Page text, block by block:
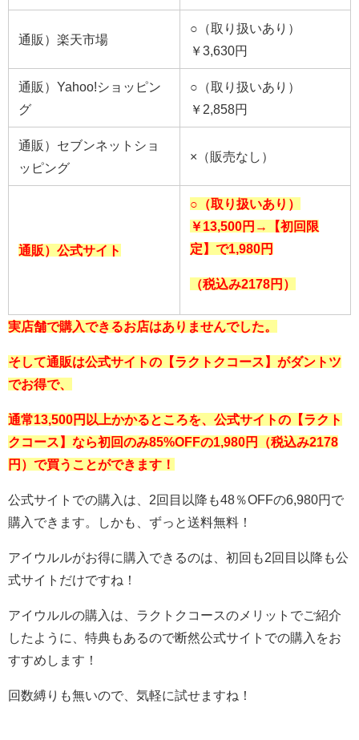
通販）楽天市場
○（取り扱いあり）
￥3,630円
通販）Yahoo!ショッピン
グ
○（取り扱いあり）
￥2,858円
通販）セブンネットショ
ッピング
×（販売なし）
通販）公式サイト
○（取り扱いあり）
￥13,500円→【初回限
定】で1,980円
（税込み2178円）
実店舗で購入できるお店はありませんでした。
そして通販は公式サイトの 【ラクトクコース】 がダントツ
でお得で、
通常13,500円以上かかるところを、公式サイトの【ラクト
ク コース】なら初回のみ85%OFFの1,980円（税込み2178
円）で買うことができます！
公式サイトでの購入は、 2回目以降も48％OFFの6,980円で
購入できます。しかも、ずっと送料無料！
アイウルルがお得に購入できるのは、初回も2回目以降も公
式サイトだけですね！
アイウルルの購入は、ラクトクコースのメリットでご紹介
したように、特典もあるので断然公式サイトでの購入をお
すすめします！
回数縛りも無いので、気軽に試せますね！